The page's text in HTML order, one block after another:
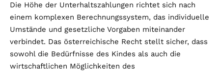
Die Höhe der Unterhaltszahlungen richtet sich nach
einem komplexen Berechnungssystem, das individuelle
Umstände und gesetzliche Vorgaben miteinander
verbindet. Das österreichische Recht stellt sicher, dass
sowohl die Bedürfnisse des Kindes als auch die
wirtschaftlichen Möglichkeiten des